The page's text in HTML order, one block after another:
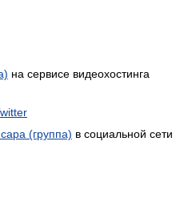
на сервисе видеохостинга
(группа) в социальной сети